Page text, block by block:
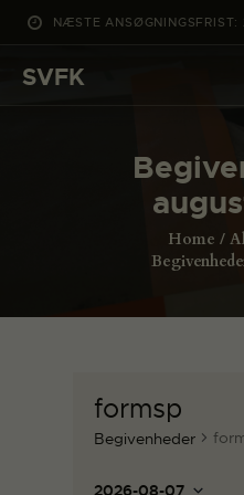
NÆSTE
SVFK
Home
DET SKER
PROJEKTER
CHANNEL
ANSØG
formsp
Begivenheder
2026-08-07